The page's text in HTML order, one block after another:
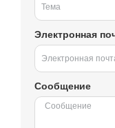
Электронная
Сообщение